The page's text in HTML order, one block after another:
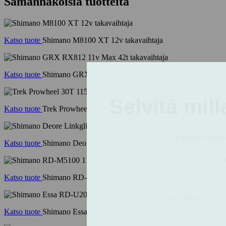
Katso tuote Shimano M8100 XT 12v takavaihtaja
Katso tuote Shimano GRX RX812 11v Max 42t takavaihtaja
Katso tuote Trek Prowheel 30T 115mm kampisarja
Katso tuote Shimano Deore Linkglide RD-M5130-GS takavaihtaja
Katso tuote Shimano RD-M5100 11v takavaihtaja
Katso tuote Shimano Essa RD-U2000 8v takavaihtaja